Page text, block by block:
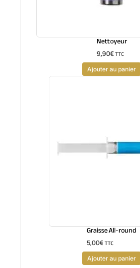
Nettoyeur
9,90€TTC
Ajouter au panier
Graisse All-round
5,00€TTC
Ajouter au panier